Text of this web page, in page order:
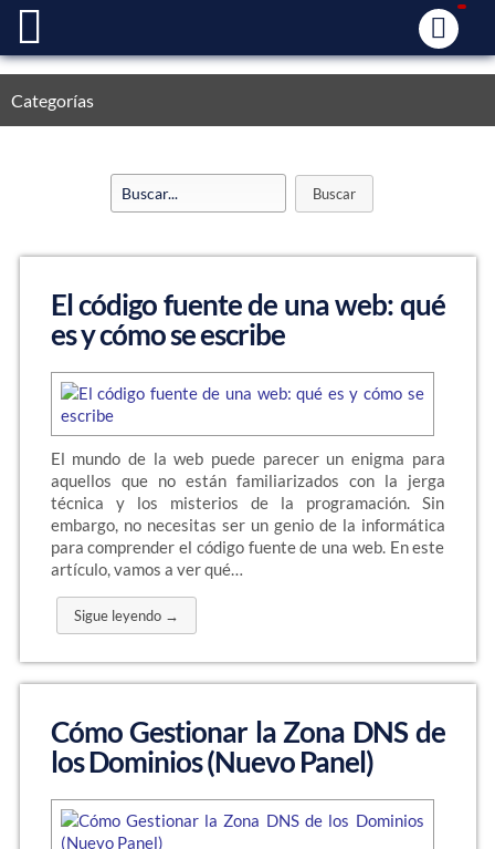
Categorías
El código fuente de una web: qué
es y cómo se escribe
El mundo de la web puede parecer un enigma para
aquellos que no están familiarizados con la jerga
técnica y los misterios de la programación. Sin
embargo, no necesitas ser un genio de la informática
para comprender el código fuente de una web. En este
artículo, vamos a ver qué…
Sigue leyendo →
Cómo Gestionar la Zona DNS de
los Dominios (Nuevo Panel)